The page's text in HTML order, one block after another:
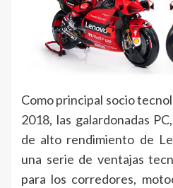
Como principal socio
2018, las galardonadas
de alto rendimiento de
una serie de ventajas
para los corredores,